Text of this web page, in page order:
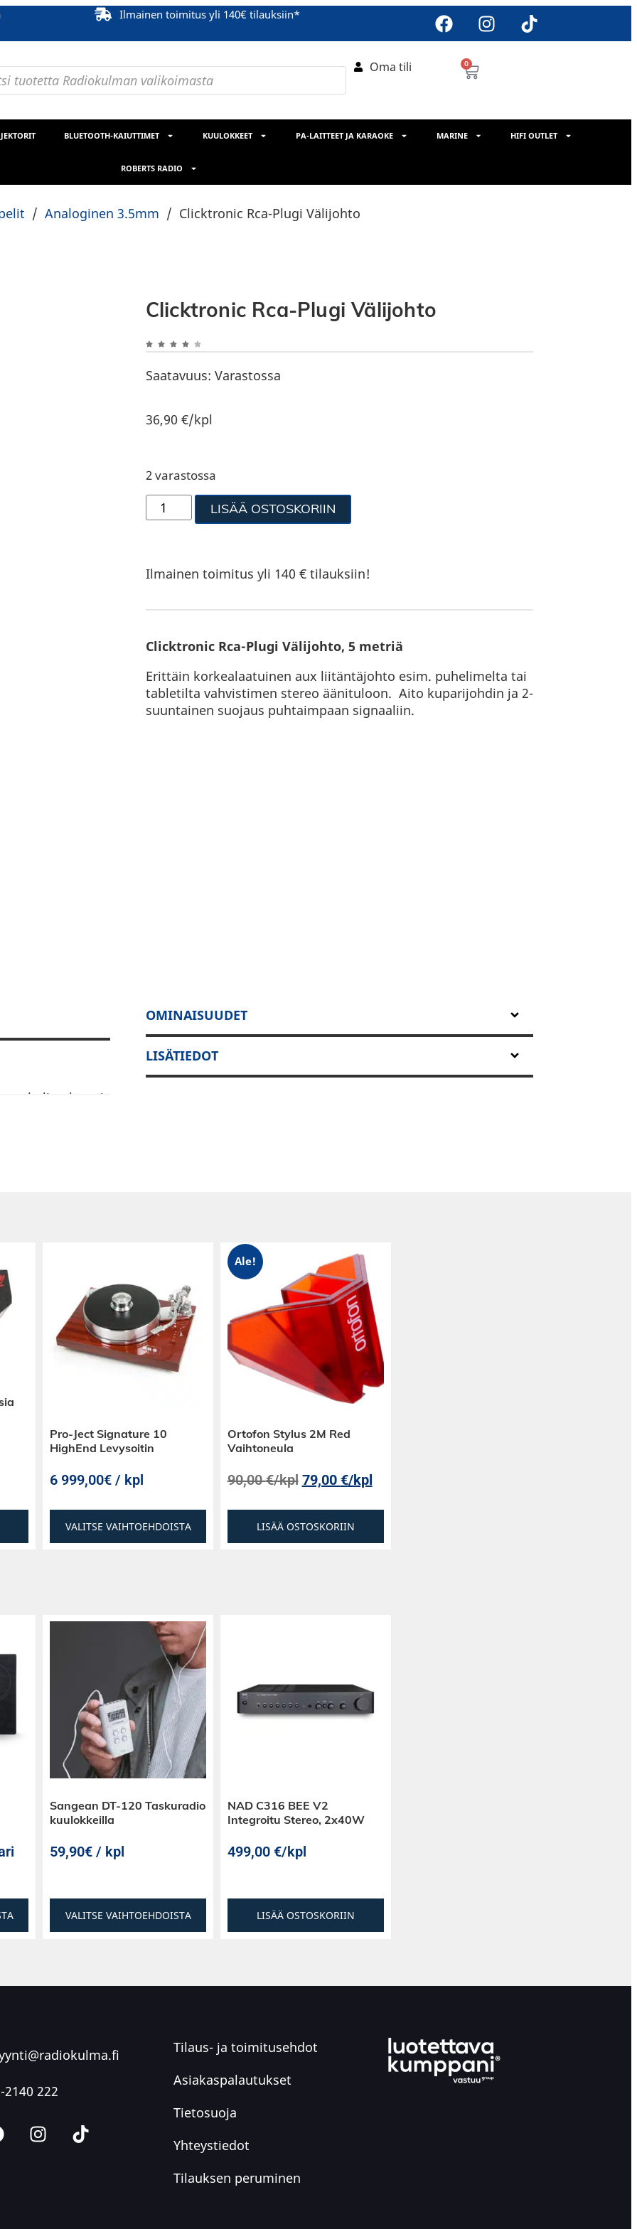
Ilmainen toimitus yli 140€ tilauksiin*
Oma tili 0
BLUETOOTH-KAIUTTIMET KUULOKKEET PA-LAITTEET JA KARAOKE MARINE HIFI OUTLET
ROBERTS RADIO
/ Analoginen 3.5mm / Clicktronic Rca-Plugi Välijohto
Clicktronic Rca-Plugi Välijohto
Saatavuus: Varastossa
36,90 €/kpl
2 varastossa
LISÄÄ OSTOSKORIIN
Ilmainen toimitus yli 140 € tilauksiin!
Clicktronic Rca-Plugi Välijohto, 5 metriä
Erittäin korkealaatuinen aux liitäntäjohto esim. puhelimelta tai
tabletilta vahvistimen stereo äänituloon. Aito kuparijohdin ja 2-
suuntainen suojaus puhtaimpaan signaaliin.
puhelimelta tai
OMINAISUUDET
LISÄTIEDOT
Pro-Ject Signature 10
HighEnd Levysoitin
6 999,00€ / kpl
VALITSE VAIHTOEHDOISTA
Ale!
Ortofon Stylus 2M Red
Vaihtoneula
90,00€/kpl 79,00 €/kpl
LISÄÄ OSTOSKORIIN
Sangean DT-120 Taskuradio
kuulokkeilla
59,90€ / kpl
VALITSE VAIHTOEHDOISTA
NAD C316 BEE V2
Integroitu Stereo, 2x40W
499,00 €/kpl
LISÄÄ OSTOSKORIIN
2140 222
Tilaus- ja toimitusehdot
Asiakaspalautukset
Tietosuoja
Yhteystiedot
Tilauksen peruminen